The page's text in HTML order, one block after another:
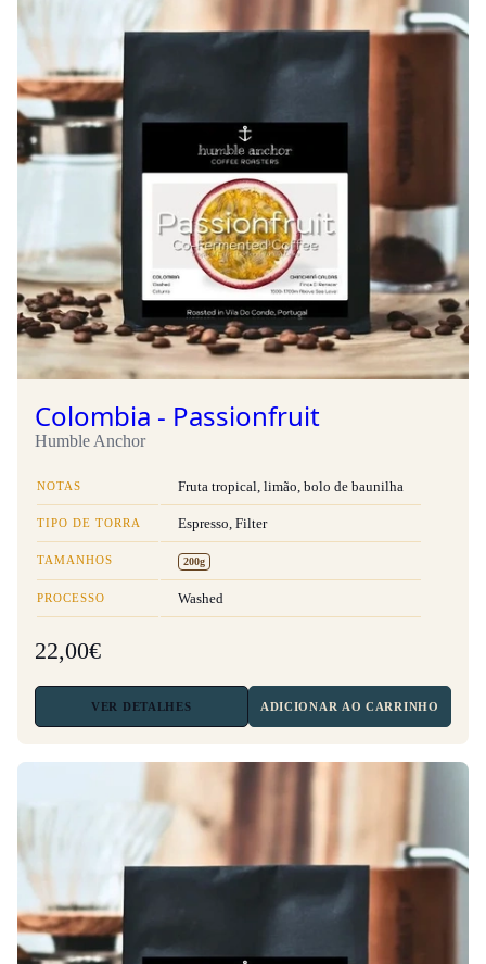
Colombia - Passionfruit
Humble Anchor
NOTAS Fruta tropical, limão, bolo de baunilha
TIPO DE TORRA Espresso, Filter
TAMANHOS 200g
PROCESSO Washed
22,00€
VER DETALHES ADICIONAR AO CARRINHO